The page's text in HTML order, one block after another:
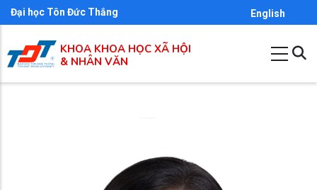
Nhảy
đến
nội
dung
Đại học Tôn Đức Thắng English
KHOA KHOA HỌC XÃ HỘI
& NHÂN VĂN